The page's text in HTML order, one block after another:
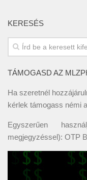
KERESÉS
TÁMOGASD AZ
Ha szeretnél
kérlek támogass némi
Egyszerűen
megjegyzéssel): OTP